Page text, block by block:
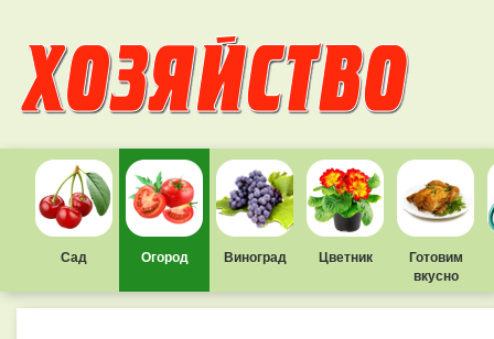
Сад Огород Виноград Цветник
Готовим
вкусно